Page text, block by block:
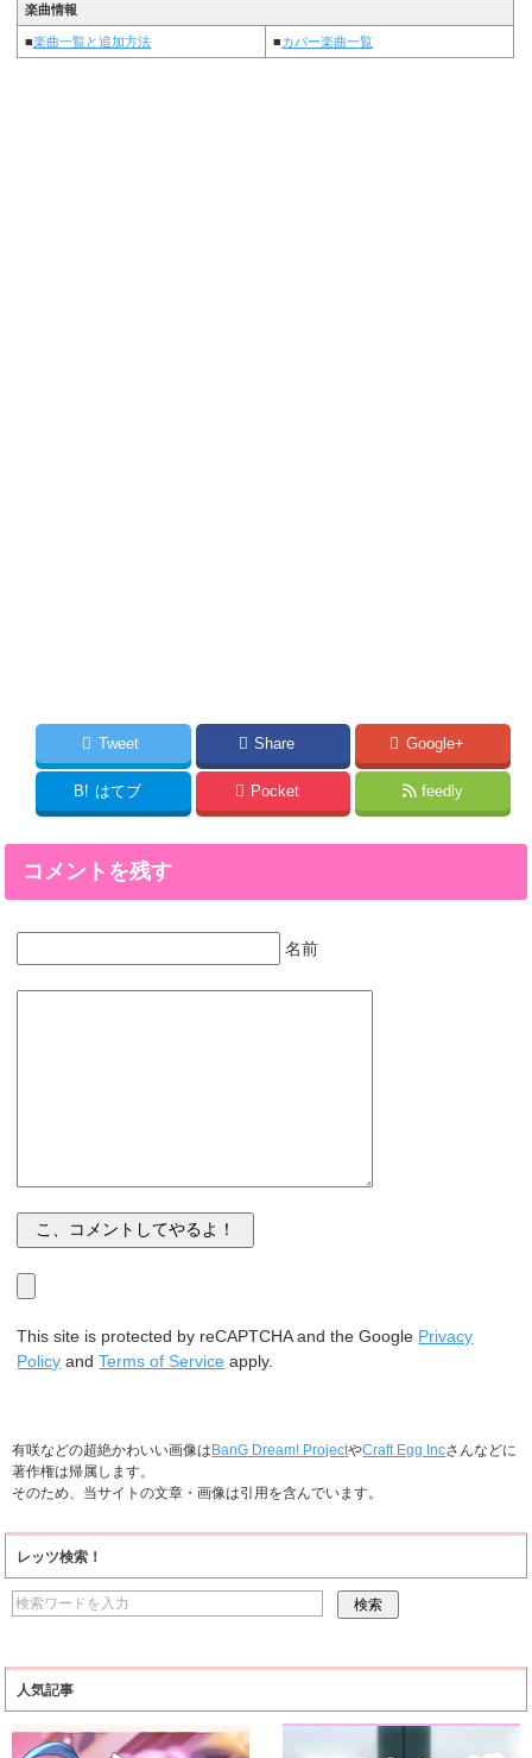
楽曲情報
■楽曲一覧と追加方法 ■カバー楽曲一覧
Tweet Share Google+
B! はてブ Pocket feedly
コメントを残す
名前
This site is protected by reCAPTCHA and the Google Privacy
Policy andTerms of Service apply.
有咲などの超絶かわいい画像は BanG Dream! ProjectやCraft Egg Incさんなどに
著作権は帰属します。
そのため、当サイトの文章・画像は引用を含んでいます。
レッツ検索！
人気記事